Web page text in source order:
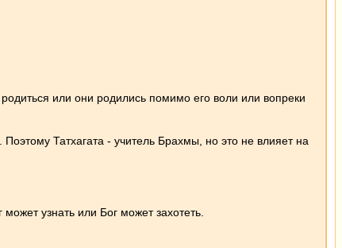
или они родились помимо его воли или вопреки
Татхагата - учитель Брахмы, но это не влияет на
узнать или Бог может захотеть.